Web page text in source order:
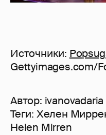
Источники:
Gettyimages.com/
Автор: ivanovadaria
Теги: Хелен
Helen Mirren